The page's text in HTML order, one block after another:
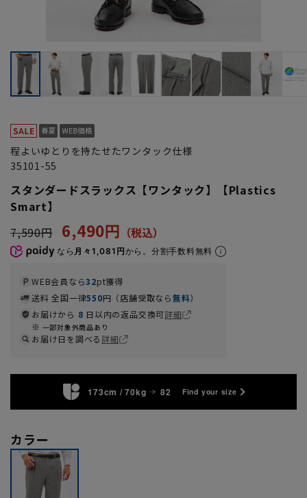
程よいゆとりを持たせたワンタック仕様
35101-55
スタンダードスラックス【ワンタック】【Plastics
Smart】
7,590円 6,490円
なら 月々1,081円から。分割手数料無料
WEB会員なら32pt獲得
送料 全国一律550円（店舗受取なら無料）
お届けから 8 日以内の返品交換可詳細
一部対象外商品あり
お届け日を調べる詳細
173cm / 70kg 82 Find your size
カラー